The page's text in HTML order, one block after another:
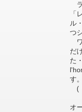
ラ
「
ル
つ
ワ
だ
た
す。
(
オ